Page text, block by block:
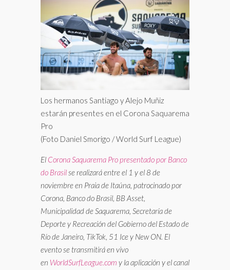
Los hermanos Santiago y Alejo Muñiz
estarán presentes en el Corona Saquarema
Pro
(Foto Daniel Smorigo / World Surf League)
El Corona Saquarema Pro presentado por Banco
do Brasilse realizará entre el 1 y el 8 de
noviembre en Praia de Itaúna, patrocinado por
Corona, Banco do Brasil, BB Asset,
Municipalidad de Saquarema, Secretaría de
Deporte y Recreación del Gobierno del Estado de
Río de Janeiro, TikTok, 51 Ice y New ON. El
evento se transmitirá en vivo
en WorldSurfLeague.com y la aplicación y el canal